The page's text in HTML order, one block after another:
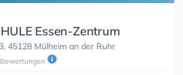
Essen-Zentrum
45128 Mülheim an der Ruhr